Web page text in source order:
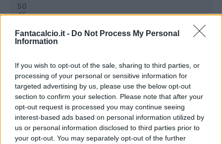
Fantacalcio.it - Do Not Process My Personal
Information
If you wish to opt-out of the sale, sharing to third parties, or
processing of your personal or sensitive information for
targeted advertising by us, please use the below opt-out
section to confirm your selection. Please note that after your
opt-out request is processed you may continue seeing
interest-based ads based on personal information utilized by
us or personal information disclosed to third parties prior to
your opt-out. You may separately opt-out of the further
Classic Mantra